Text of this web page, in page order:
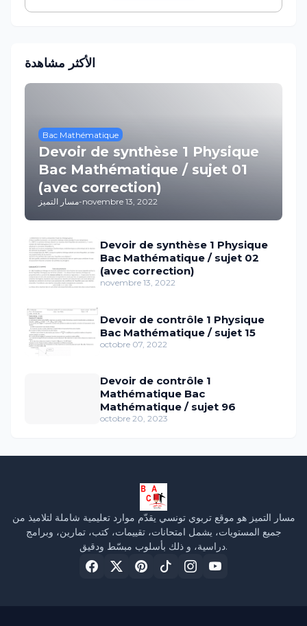
الأكثر مشاهدة
Bac Mathématique
Devoir de synthèse 1 Physique
Bac Mathématique / sujet 01
(avec correction)
مسار التميز-novembre 13, 2022
Devoir de synthèse 1 Physique
Bac Mathématique / sujet 02
(avec correction)
novembre 13, 2022
Devoir de contrôle 1 Physique
Bac Mathématique / sujet 15
octobre 07, 2022
Devoir de contrôle 1
Mathématique Bac
Mathématique / sujet 96
octobre 20, 2023
مسار التميز هو موقع تربوي تونسي يقدّم موارد تعليمية شاملة لتلاميذ من
جميع المستويات، يشمل امتحانات، تقييمات، كتب، تمارين، وبرامج
دراسية، و ذلك بأسلوب مبسّط ودقيق.